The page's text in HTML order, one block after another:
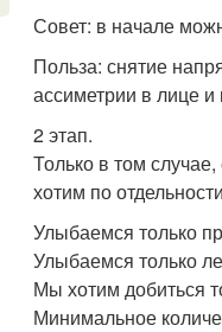
Совет: в начале
Польза: снятие
ассиметрии в лице
2 этап.
Только в том
хотим по
Улыбаемся только
Улыбаемся только
Мы хотим добиться
Минимальное